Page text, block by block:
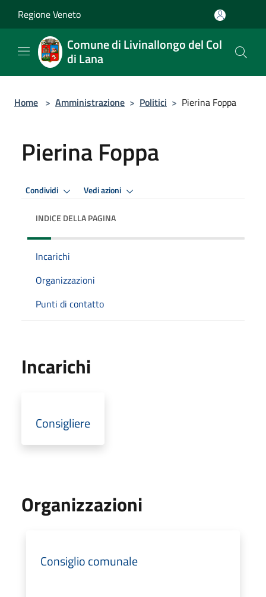
Regione Veneto
Comune di Livinallongo del Col
di Lana
Home > Amministrazione > Politici > Pierina Foppa
Pierina Foppa
Condividi Vedi azioni
INDICE DELLA PAGINA
Incarichi
Organizzazioni
Punti di contatto
Incarichi
Consigliere
Organizzazioni
Consiglio comunale